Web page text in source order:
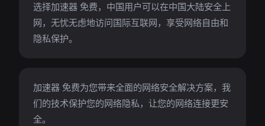
选择加速器 免费，中国用户可以在中国大陆安全上
网，无忧无虑地访问国际互联网，享受网络自由和
隐私保护。
加速器 免费为您带来全面的网络安全解决方案，我
们的技术保护您的网络隐私，让您的网络连接更安
全。